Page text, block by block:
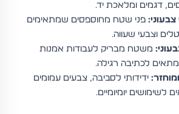
דגמים ומלאכת יד.
פני שטח מחוספסים שמתאימים
וצבעי שעווה.
משטח מבריק לעבודות אמנות
מתאים לכתיבה רגילה.
ידידותי לסביבה, צבעים עמומים
לשימושים יומיומיים.